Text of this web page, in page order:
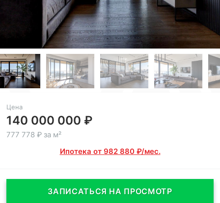
Цена
140 000 000 ₽
777 778 ₽ за м²
Ипотека от 982 880 ₽/мес.
ЗАПИСАТЬСЯ НА ПРОСМОТР